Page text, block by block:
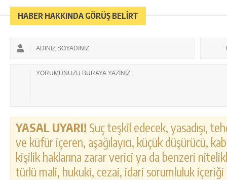
HABER HAKKINDA GÖRÜŞ BELİRT
YASAL UYARI! Suç teşkil edecek, yasadışı,
ve küfür içeren, aşağılayıcı, küçük düşürücü,
kişilik haklarına zarar verici ya da benzeri
türlü mali, hukuki, cezai, idari sorumluluk